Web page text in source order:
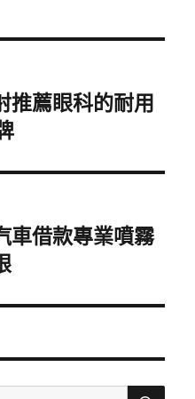
推薦眼科的耐用
車借款專業噴霧
搜